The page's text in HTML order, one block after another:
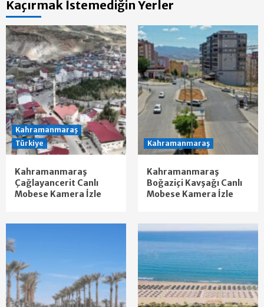
Kaçırmak İstemediğin Yerler
Kahramanmaraş
Türkiye
Kahramanmaraş
Çağlayancerit Canlı
Mobese Kamera İzle
Kahramanmaraş
Kahramanmaraş
Boğaziçi Kavşağı Canlı
Mobese Kamera İzle